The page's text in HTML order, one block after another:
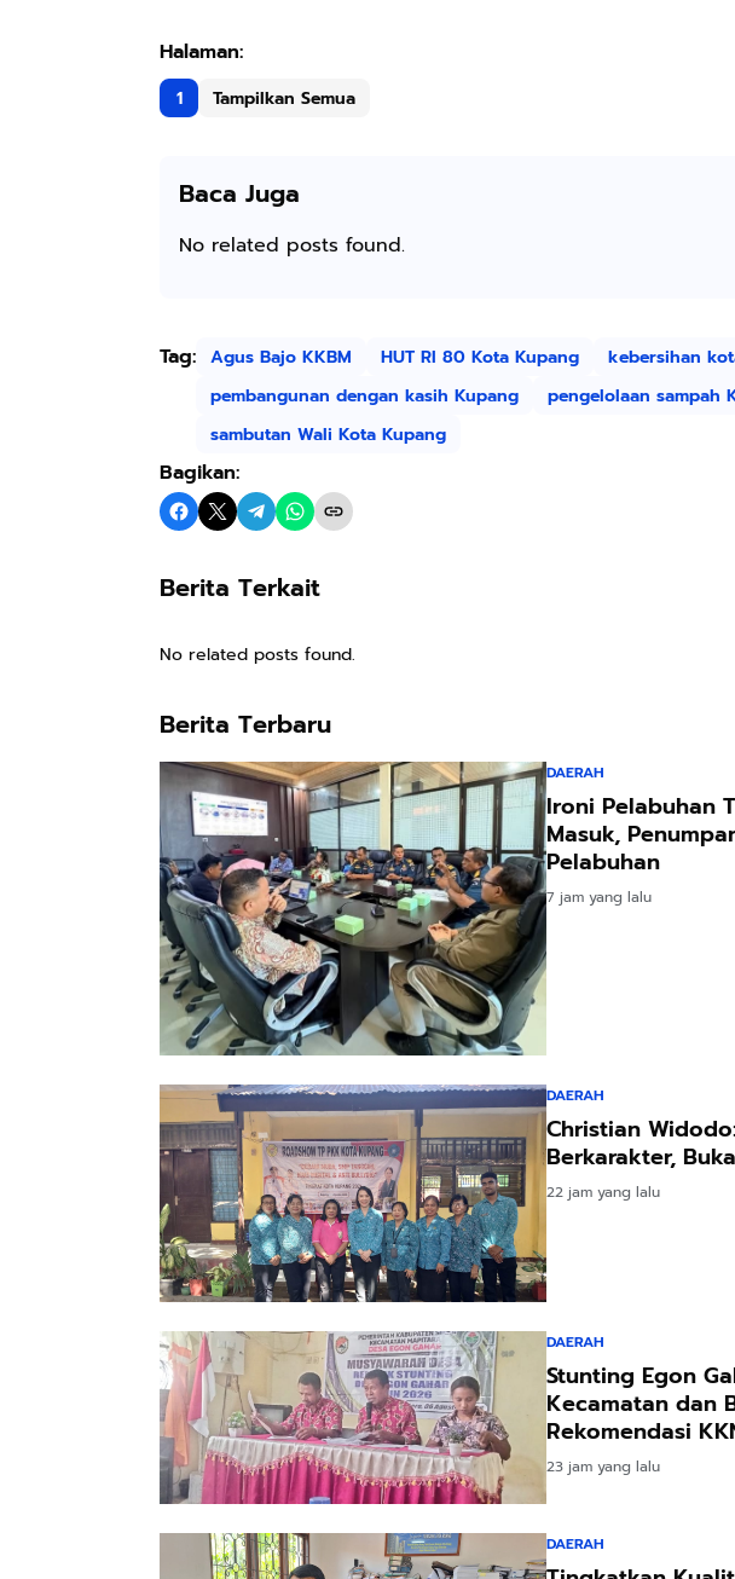
1 Tampilkan Semua
Baca Juga
No related posts found.
Tag: Agus Bajo KKBM HUT RI 80 Kota Kupang
kebersihan
pembangunan dengan kasih Kupang
pengelolaan sampah
sambutan Wali Kota Kupang
Bagikan:
Berita Terkait
No related posts found.
Berita Terbaru
DAERAH
Ironi Pelabuhan
Masuk,
Pelabuhan
7 jam yang lalu
DAERAH
Christian
Berkarakter,
22 jam yang lalu
DAERAH
Stunting Egon
Kecamatan dan
Rekomendasi
23 jam yang lalu
DAERAH